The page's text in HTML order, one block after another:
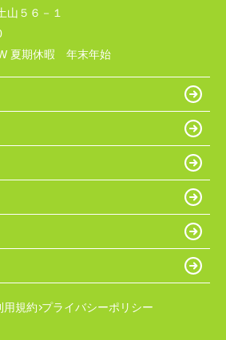
山５６－１
夏期休暇 年末年始
用規約 プライバシーポリシー